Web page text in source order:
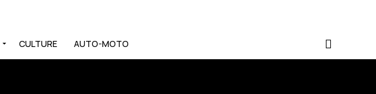
CULTURE AUTO-MOTO